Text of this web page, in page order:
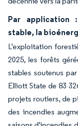
Par application
stable, la
L'exploitation
2025, les forêts
stables soutenus
Elliott State de 83
projets routiers, de
des incendies